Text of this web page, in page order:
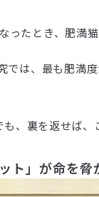
ったとき、肥満
では、最も肥満
、裏を返せば
ト」が命を脅